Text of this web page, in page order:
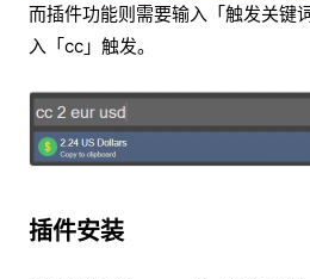
而插件功能则需要输入「触发关键
入「cc」触发。
插件安装